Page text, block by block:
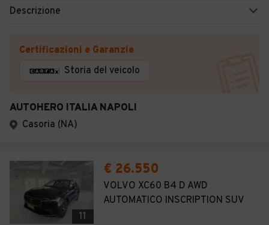
Descrizione
Certificazioni e Garanzie
Storia del veicolo
AUTOHERO ITALIA NAPOLI
Casoria (NA)
11
€ 26.550
VOLVO XC60 B4 D AWD
AUTOMATICO INSCRIPTION SUV